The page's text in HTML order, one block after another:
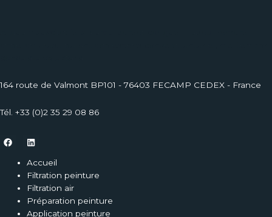
164 route de Valmont BP101 - 76403 FECAMP CEDEX - France
Tél. +33 (0)2 35 29 08 86
Accueil
Filtration peinture
Filtration air
Préparation peinture
Application peinture